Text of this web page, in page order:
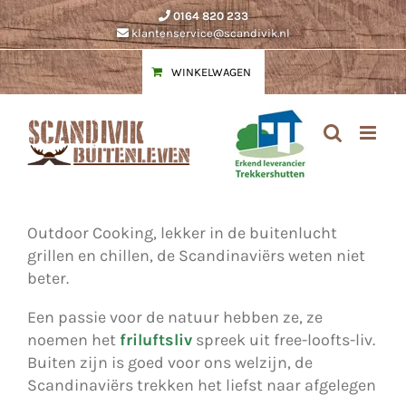
Ga
naar
inhoud
0164 820 233
klantenservice@scandivik.nl
WINKELWAGEN
Outdoor Cooking, lekker in de buitenlucht
grillen en chillen, de Scandinaviërs weten niet
beter.
Een passie voor de natuur hebben ze, ze
noemen het friluftsliv spreek uit free-loofts-liv.
Buiten zijn is goed voor ons welzijn, de
Scandinaviërs trekken het liefst naar afgelegen